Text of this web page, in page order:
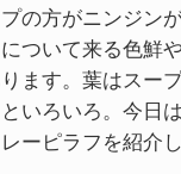
の方がニンジン
ついて来る色鮮
ます。葉はスー
いろいろ。今日
ーピラフを紹介し